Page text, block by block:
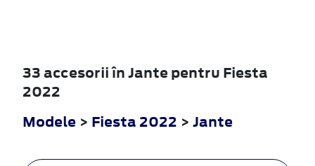
33 accesorii în Jante pentru Fiesta
2022
Modele > Fiesta 2022 > Jante